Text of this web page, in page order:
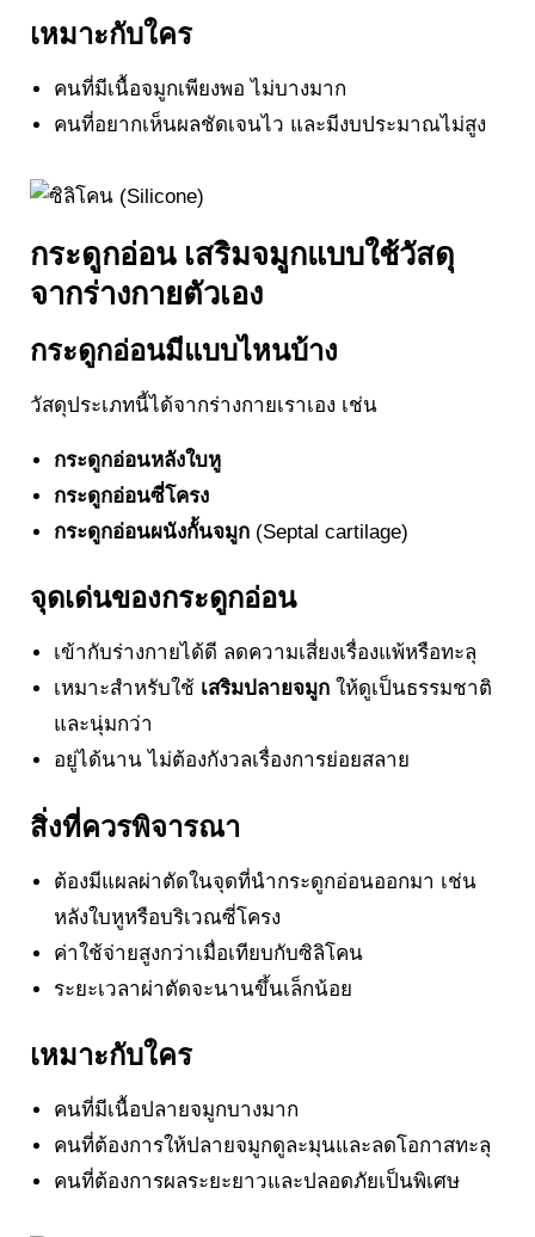
เหมาะกับใคร
คนที่มีเนื้อจมูกเพียงพอ ไม่บางมาก
คนที่อยากเห็นผลชัดเจนไว และมีงบประมาณไม่สูง
กระดูกอ่อน เสริมจมูกแบบใช้วัสดุ
จากร่างกายตัวเอง
กระดูกอ่อนมีแบบไหนบ้าง
วัสดุประเภทนี้ได้จากร่างกายเราเอง เช่น
กระดูกอ่อนหลังใบหู
กระดูกอ่อนซี่โครง
กระดูกอ่อนผนังกั้นจมูก (Septal cartilage)
จุดเด่นของกระดูกอ่อน
เข้ากับร่างกายได้ดี ลดความเสี่ยงเรื่องแพ้หรือทะลุ
เหมาะสำหรับใช้ เสริมปลายจมูก ให้ดูเป็นธรรมชาติ
และนุ่มกว่า
อยู่ได้นาน ไม่ต้องกังวลเรื่องการย่อยสลาย
สิ่งที่ควรพิจารณา
ต้องมีแผลผ่าตัดในจุดที่นำกระดูกอ่อนออกมา เช่น
หลังใบหูหรือบริเวณซี่โครง
ค่าใช้จ่ายสูงกว่าเมื่อเทียบกับซิลิโคน
ระยะเวลาผ่าตัดจะนานขึ้นเล็กน้อย
เหมาะกับใคร
คนที่มีเนื้อปลายจมูกบางมาก
คนที่ต้องการให้ปลายจมูกดูละมุนและลดโอกาสทะลุ
คนที่ต้องการผลระยะยาวและปลอดภัยเป็นพิเศษ